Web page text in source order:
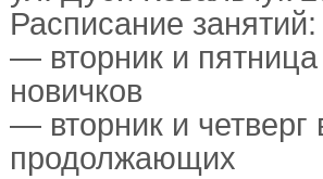
Расписание занятий:
— вторник и
новичков
— вторник и
продолжающих